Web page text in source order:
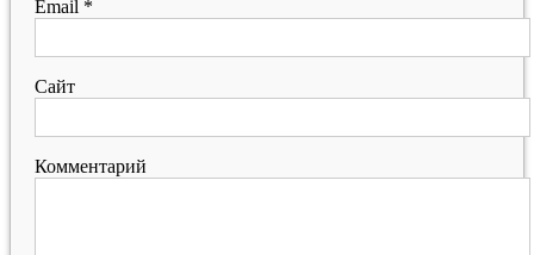
Email *
Сайт
Комментарий